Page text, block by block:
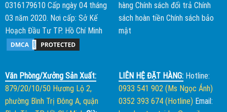
0316179610 Cấp ngày 04 tháng
03 năm 2020. Nơi cấp: Sở Kế
Hoạch Đầu Tư TP. Hồ Chí Minh
hàng Chính sách đổi trả Chính
sách hoàn tiền Chính sách bảo
mật
Văn Phòng/Xưởng Sản Xuất:
879/20/10/50 Hương Lộ 2,
phường Bình Trị Đông A, quận
LIÊN HỆ ĐẶT HÀNG:Hotline:
0933 541 902 (Ms Ngọc Ánh)
0352 393 674 (Hotline) Email: